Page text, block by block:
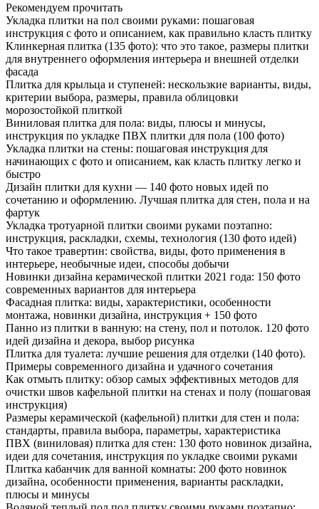
Рекомендуем прочитать
Укладка плитки на пол своими руками: пошаговая
инструкция с фото и описанием, как правильно класть плитку
Клинкерная плитка (135 фото): что это такое, размеры плитки
для внутреннего оформления интерьера и внешней отделки
фасада
Плитка для крыльца и ступеней: нескользкие варианты, виды,
критерии выбора, размеры, правила облицовки
морозостойкой плиткой
Виниловая плитка для пола: виды, плюсы и минусы,
инструкция по укладке ПВХ плитки для пола (100 фото)
Укладка плитки на стены: пошаговая инструкция для
начинающих с фото и описанием, как класть плитку легко и
быстро
Дизайн плитки для кухни — 140 фото новых идей по
сочетанию и оформлению. Лучшая плитка для стен, пола и на
фартук
Укладка тротуарной плитки своими руками поэтапно:
инструкция, раскладки, схемы, технология (130 фото идей)
Что такое травертин: свойства, виды, фото применения в
интерьере, необычные идеи, способы добычи
Новинки дизайна керамической плитки 2021 года: 150 фото
современных вариантов для интерьера
Фасадная плитка: виды, характеристики, особенности
монтажа, новинки дизайна, инструкция + 150 фото
Панно из плитки в ванную: на стену, пол и потолок. 120 фото
идей дизайна и декора, выбор рисунка
Плитка для туалета: лучшие решения для отделки (140 фото).
Примеры современного дизайна и удачного сочетания
Как отмыть плитку: обзор самых эффективных методов для
очистки швов кафельной плитки на стенах и полу (пошаговая
инструкция)
Размеры керамической (кафельной) плитки для стен и пола:
стандарты, правила выбора, параметры, характеристика
ПВХ (виниловая) плитка для стен: 130 фото новинок дизайна,
идеи для сочетания, инструкция по укладке своими руками
Плитка кабанчик для ванной комнаты: 200 фото новинок
дизайна, особенности применения, варианты раскладки,
плюсы и минусы